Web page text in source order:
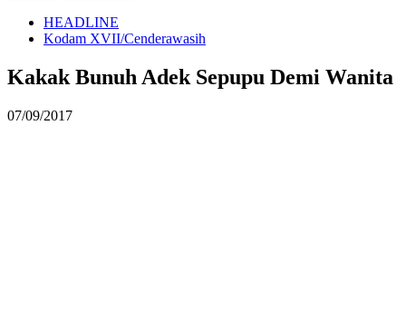
HEADLINE
Kodam XVII/Cenderawasih
Kakak Bunuh Adek Sepupu Demi Wanita
07/09/2017